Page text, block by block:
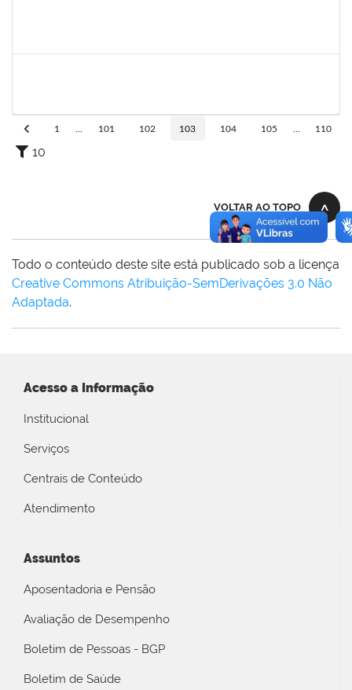
1 101 102 103 104 105 110
10
VOLTAR AO TOPO
Todo o conteúdo deste site está publicado sob a licença
Creative Commons Atribuição-SemDerivações 3.0 Não
Adaptada.
Acesso a Informação
Institucional
Serviços
Centrais de Conteúdo
Atendimento
Assuntos
Aposentadoria e Pensão
Avaliação de Desempenho
Boletim de Pessoas - BGP
Boletim de Saúde